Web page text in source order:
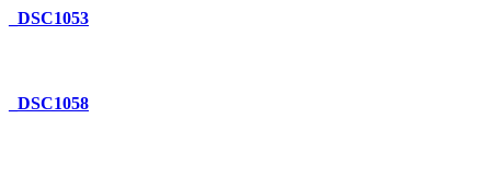
_DSC1053
_DSC1058